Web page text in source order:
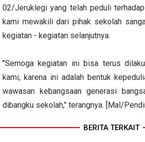
02/Jeruklegi yang telah peduli
kami mewakili dari pihak sekolah
kegiatan - kegiatan selanjutnya.
"Semoga kegiatan ini bisa terus
kami, karena ini adalah bentuk
wawasan kebangsaan generasi
dibangku sekolah," terangnya. [Mal/
BERITA TERKAIT